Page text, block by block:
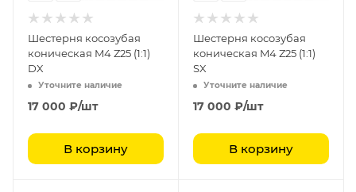
Шестерня косозубая
коническая M4 Z25 (1:1)
DX
Уточните наличие
17 000 ₽/шт
В корзину
Шестерня косозубая
коническая M4 Z25 (1:1)
SX
Уточните наличие
17 000 ₽/шт
В корзину